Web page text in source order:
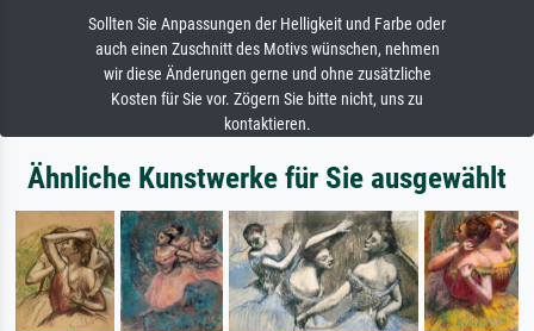
Sollten Sie Anpassungen der Helligkeit und Farbe oder
auch einen Zuschnitt des Motivs wünschen, nehmen
wir diese Änderungen gerne und ohne zusätzliche
Kosten für Sie vor. Zögern Sie bitte nicht, uns zu
kontaktieren.
Ähnliche Kunstwerke für Sie ausgewählt